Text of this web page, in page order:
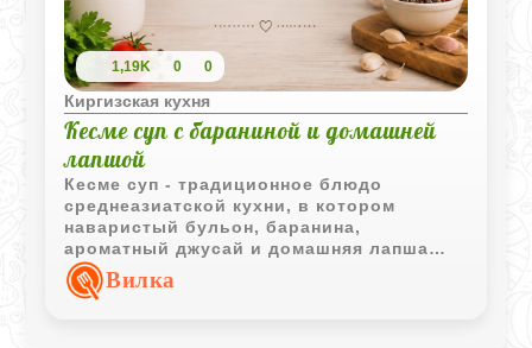
1,19K 0 0
Киргизская кухня
Кесме суп с бараниной и домашней
лапшой
Кесме суп - традиционное блюдо
среднеазиатской кухни, в котором
наваристый бульон, баранина,
ароматный джусай и домашняя лапша
создают насыщенный и
сбалансированный вкус.
Вилка